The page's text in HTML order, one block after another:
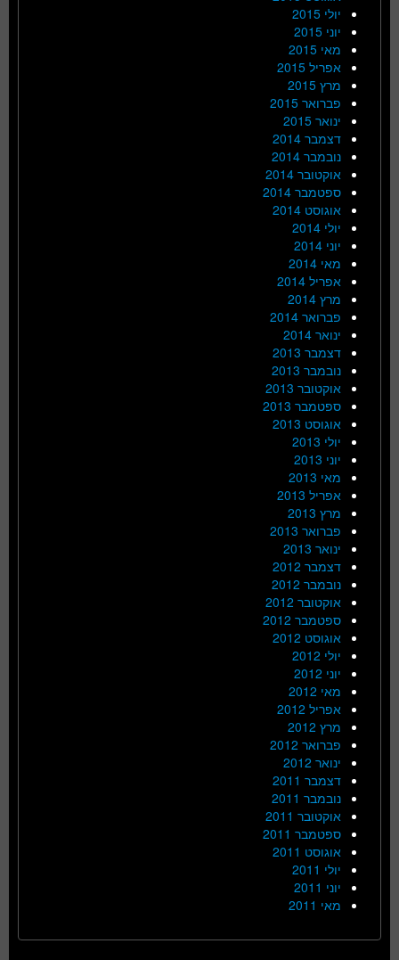
יולי 2015
יוני 2015
מאי 2015
אפריל 2015
מרץ 2015
פברואר 2015
ינואר 2015
דצמבר 2014
נובמבר 2014
אוקטובר 2014
ספטמבר 2014
אוגוסט 2014
יולי 2014
יוני 2014
מאי 2014
אפריל 2014
מרץ 2014
פברואר 2014
ינואר 2014
דצמבר 2013
נובמבר 2013
אוקטובר 2013
ספטמבר 2013
אוגוסט 2013
יולי 2013
יוני 2013
מאי 2013
אפריל 2013
מרץ 2013
פברואר 2013
ינואר 2013
דצמבר 2012
נובמבר 2012
אוקטובר 2012
ספטמבר 2012
אוגוסט 2012
יולי 2012
יוני 2012
מאי 2012
אפריל 2012
מרץ 2012
פברואר 2012
ינואר 2012
דצמבר 2011
נובמבר 2011
אוקטובר 2011
ספטמבר 2011
אוגוסט 2011
יולי 2011
יוני 2011
מאי 2011